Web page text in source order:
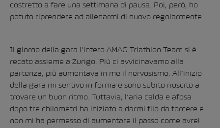
costretto a fare una settimana di pausa. Poi, però, ho
potuto riprendere ad allenarmi di nuovo regolarmente.
Il giorno della gara l’intero AMAG Triathlon Team si è
recato assieme a Zurigo. Più ci avvicinavamo alla
partenza, più aumentava in me il nervosismo. All’inizio
della gara mi sentivo in forma e sono subito riuscito a
trovare un buon ritmo. Tuttavia, l’aria calda e afosa
dopo tre chilometri ha iniziato a darmi filo da torcere e
non mi ha permesso di aumentare il passo come avrei